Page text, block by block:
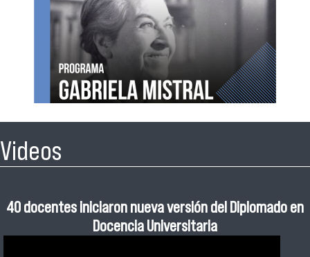
Videos
Programa Gabriela Mistral dio la bienvenida a nueva
generación de estudiantes
Primer Ensayo PAES 2026
40 docentes iniciaron nueva versión del Diplomado en
Docencia Universitaria
Escuela de Ayudantes: fortaleciendo el rol estudiantil
en la enseñanza universitaria